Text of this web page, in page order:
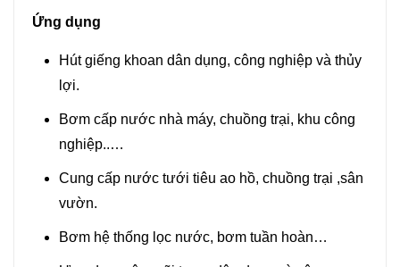
Ứng dụng
Hút giếng khoan dân dụng, công nghiệp và thủy
lợi.
Bơm cấp nước nhà máy, chuồng trại, khu công
nghiệp..…
Cung cấp nước tưới tiêu ao hồ, chuồng trại ,sân
vườn.
Bơm hệ thống lọc nước, bơm tuần hoàn…